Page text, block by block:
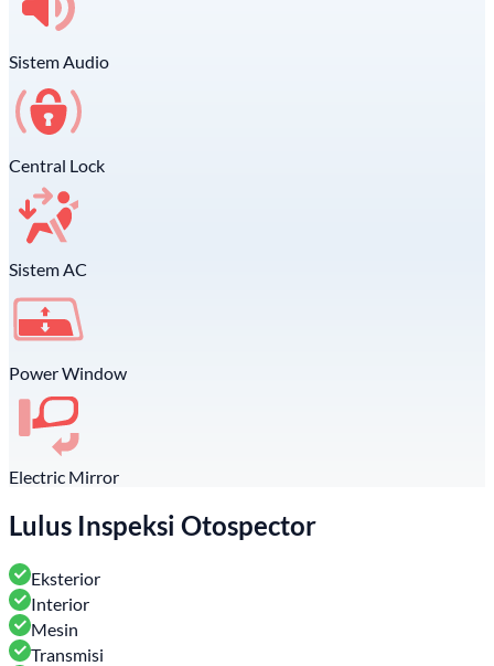
Sistem Audio
Central Lock
Sistem AC
Power Window
Electric Mirror
Lulus Inspeksi Otospector
Eksterior
Interior
Mesin
Transmisi